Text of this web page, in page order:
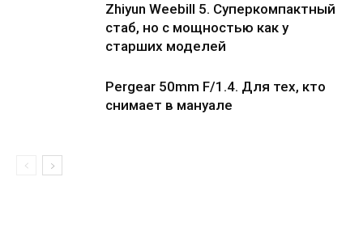
Zhiyun Weebill 5. Cуперкомпактный
стаб, но с мощностью как у
старших моделей
Pergear 50mm F/1.4. Для тех, кто
снимает в мануале